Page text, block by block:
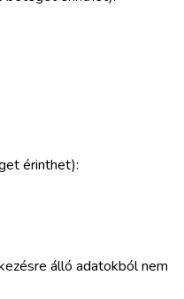
érinthet):
álló adatokból nem